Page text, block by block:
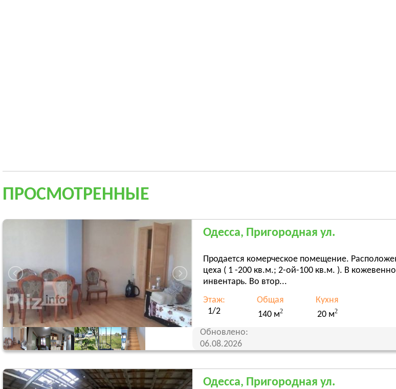
ПРОСМОТРЕННЫЕ
Одесса, Пригородная ул.
Продается комерческое помещение.
цеха ( 1 -200 кв.м.; 2-ой-100 кв.м. ). В
инвентарь. Во втор...
Этаж:
1/2
Общая
140 м2
Кухня
20 м2
Обновлено:
06.08.2026
Одесса, Пригородная ул.